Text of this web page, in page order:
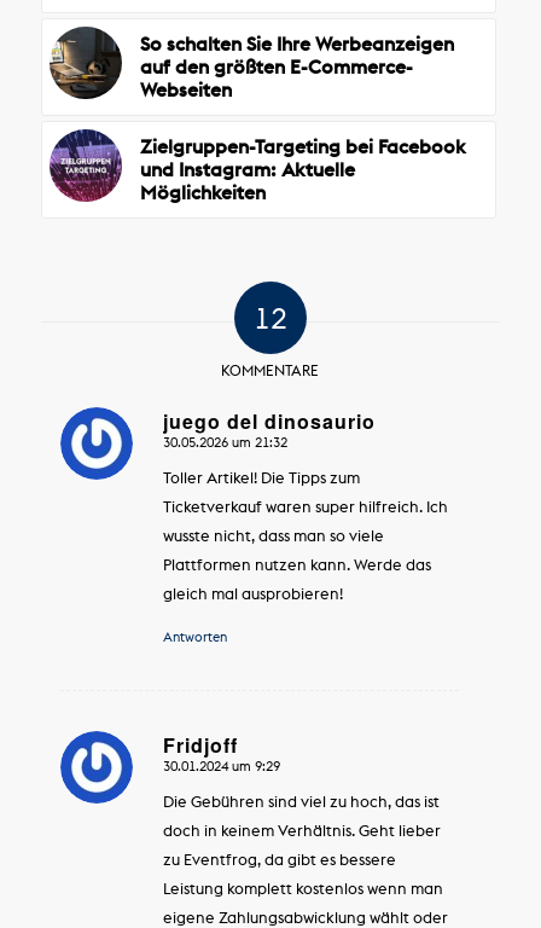
So schalten Sie Ihre Werbeanzeigen
auf den größten E-Commerce-
Webseiten
Zielgruppen-Targeting bei Facebook
und Instagram: Aktuelle
Möglichkeiten
12
KOMMENTARE
juego del dinosaurio
sagte:
30.05.2026 um 21:32
Toller Artikel! Die Tipps zum
Ticketverkauf waren super hilfreich. Ich
wusste nicht, dass man so viele
Plattformen nutzen kann. Werde das
gleich mal ausprobieren!
Antworten
Fridjoff
sagte:
30.01.2024 um 9:29
Die Gebühren sind viel zu hoch, das ist
doch in keinem Verhältnis. Geht lieber
zu Eventfrog, da gibt es bessere
Leistung komplett kostenlos wenn man
eigene Zahlungsabwicklung wählt oder